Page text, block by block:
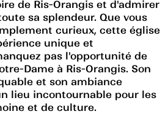
de Ris-Orangis et d'admirer
sa splendeur. Que vous
curieux, cette église
unique et
pas l'opportunité de
Dame à Ris-Orangis. Son
et son ambiance
lieu incontournable pour les
et de culture.